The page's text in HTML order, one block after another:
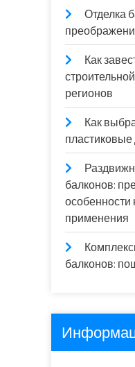
Отделка
Как
регионов
Как
пластиковые
балконов:
особенности
применения
балконов: